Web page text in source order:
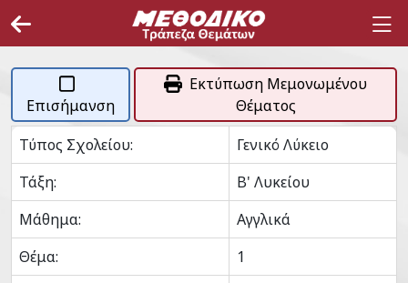
Επισήμανση
Εκτύπωση Μεμονωμένου
Θέματος
Τύπος Σχολείου:
Γενικό Λύκειο
Τάξη:
Β' Λυκείου
Μάθημα:
Αγγλικά
Θέμα:
1